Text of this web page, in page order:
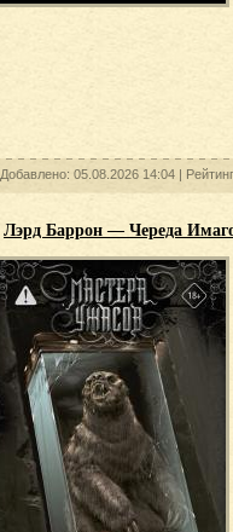
Добавлено: 05.08.2026 14:04 |
Лэрд Баррон — Череда